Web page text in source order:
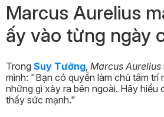
Marcus Aurelius
ấy vào từng ngày
Trong Suy Tưởng Marcus Aurelius
mình: "Bạn có quyền làm chủ tâm trí
những gì xảy ra bên ngoài. Hãy hiểu
thấy sức mạnh."